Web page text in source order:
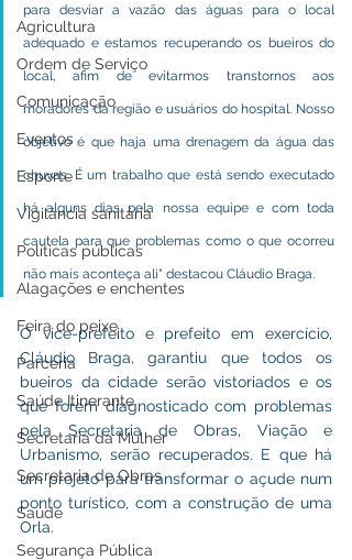
Agricultura
Ordem de Serviço
Comunicação
Eventos
Esporte
Vigilância sanitária
Políticas públicas
Alagações e enchentes
Feira do peixe
Parceria
Saúde Itinerante
Secretaria da Mulher
Secretaria de Obras
Saúde
Segurança Pública
para desviar a vazão das águas para o local
adequado e estamos recuperando os bueiros do
local, afim de evitarmos transtornos aos
moradores da região e usuários do hospital. Nosso
objetivo é que haja uma drenagem da água das
chuvas. É um trabalho que está sendo executado
há alguns dias pela nossa equipe e com toda
cautela para que problemas como o que ocorreu
não mais aconteça ali" destacou Cláudio Braga.
O vice-prefeito e prefeito em exercício,
Cláudio Braga, garantiu que todos os
bueiros da cidade serão vistoriados e os
que forem diagnosticado com problemas
pela Secretaria de Obras, Viação e
Urbanismo, serão recuperados. E que há
um projeto para transformar o açude num
ponto turístico, com a construção de uma
Orla.